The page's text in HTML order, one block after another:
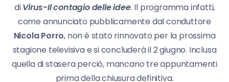
diVirus-Il contagio delle idee. Il programma infatti,
come annunciato pubblicamente dal conduttore
Nicola Porro, non è stato rinnovato per la prossima
stagione televisiva e si concluderà il 2 giugno. Inclusa
quella di stasera perciò, mancano tre appuntamenti
prima della chiusura definitiva.